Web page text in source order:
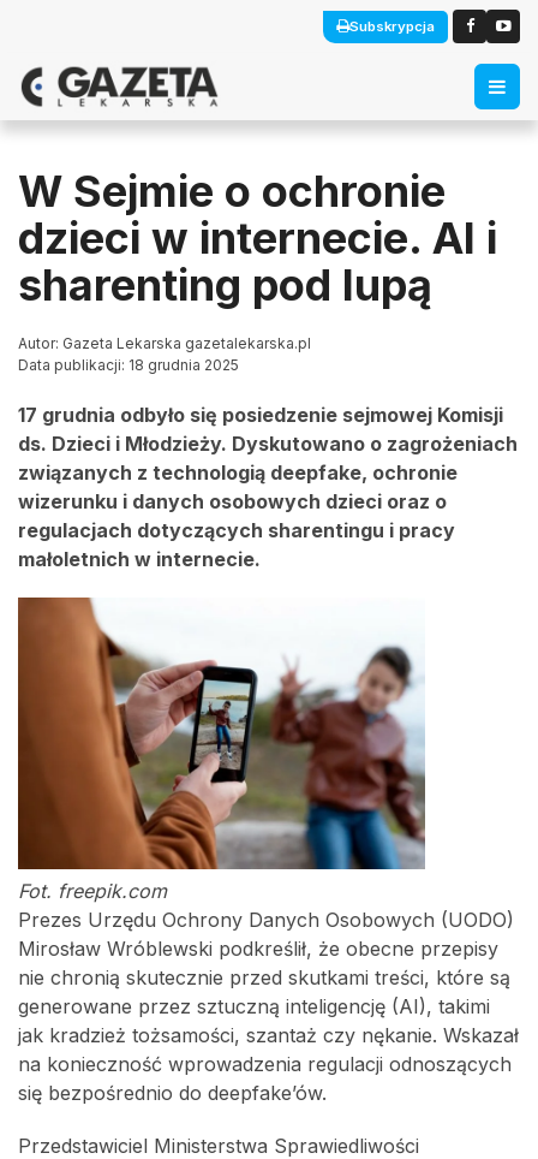
Subskrypcja
W Sejmie o ochronie
dzieci w internecie. AI i
sharenting pod lupą
Autor: Gazeta Lekarska gazetalekarska.pl
Data publikacji: 18 grudnia 2025
17 grudnia odbyło się posiedzenie sejmowej Komisji
ds. Dzieci i Młodzieży. Dyskutowano o zagrożeniach
związanych z technologią deepfake, ochronie
wizerunku i danych osobowych dzieci oraz o
regulacjach dotyczących sharentingu i pracy
małoletnich w internecie.
Fot. freepik.com
Prezes Urzędu Ochrony Danych Osobowych (UODO)
Mirosław Wróblewski podkreślił, że obecne przepisy
nie chronią skutecznie przed skutkami treści, które są
generowane przez sztuczną inteligencję (AI), takimi
jak kradzież tożsamości, szantaż czy nękanie. Wskazał
na konieczność wprowadzenia regulacji odnoszących
się bezpośrednio do deepfake’ów.
Przedstawiciel Ministerstwa Sprawiedliwości